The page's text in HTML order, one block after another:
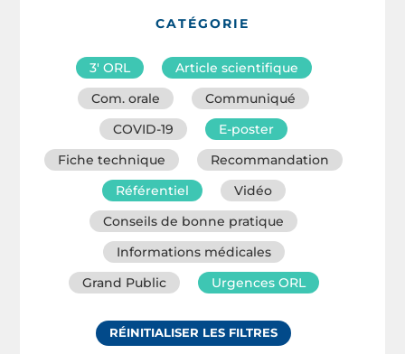
CATÉGORIE
3′ ORL
Article scientifique
Com. orale
Communiqué
COVID-19
E-poster
Fiche technique
Recommandation
Référentiel
Vidéo
Conseils de bonne pratique
Informations médicales
Grand Public
Urgences ORL
RÉINITIALISER LES FILTRES